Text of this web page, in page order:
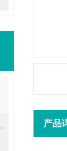
多少呢？ 产品